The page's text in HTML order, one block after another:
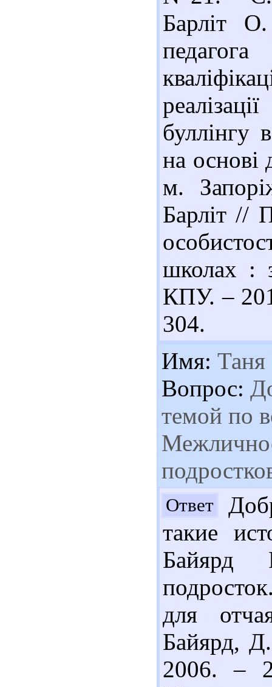
Барліт
буллінгу
на основі
м.
Барліт //
школах :
КПУ. –
304.
Имя: Таня
Вопрос:
темой по
Ответ
такие
Байярд
для
Байярд,
2006. –